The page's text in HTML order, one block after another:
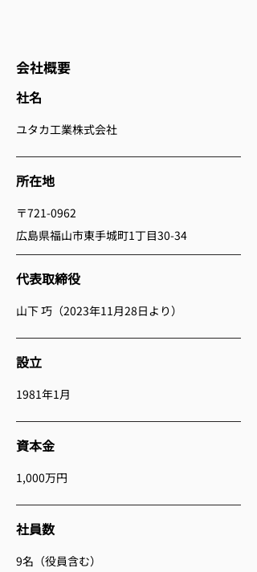
会社概要
​社名
ユタカ工業株式会社
所在地
〒721-0962
広島県福山市東手城町1丁目30-34
代表取締役
山下 巧（2023年11月28日より）
設立
1981年1月
資本金
1,000万円
社員数
9名（役員含む）